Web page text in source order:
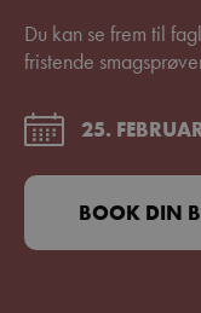
Du kan se frem til
fristende
25.
BOOK DIN